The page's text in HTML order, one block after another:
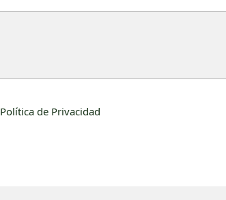
Política de Privacidad